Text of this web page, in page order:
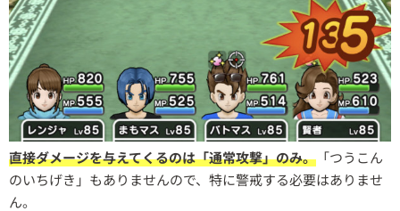
直接ダメージを与えてくるのは「通常攻撃」のみ。 「つうこん
のいちげき」もありませんので、特に警戒する必要はありませ
ん。